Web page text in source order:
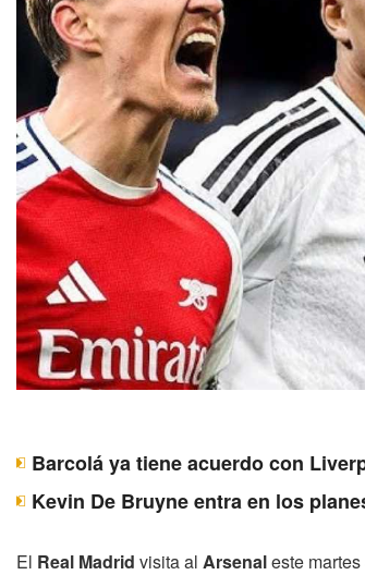
Barcolá ya tiene acuerdo con
Kevin De Bruyne entra en los
El Real Madrid visita al Arsenaleste